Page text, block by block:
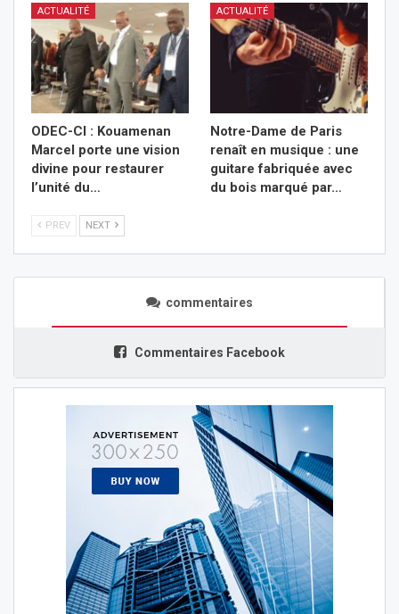
ACTUALITÉ
ODEC-CI : Kouamenan
Marcel porte une vision
divine pour restaurer
l’unité du…
ACTUALITÉ
Notre-Dame de Paris
renaît en musique : une
guitare fabriquée avec
du bois marqué par…
PREV NEXT
commentaires
Commentaires Facebook